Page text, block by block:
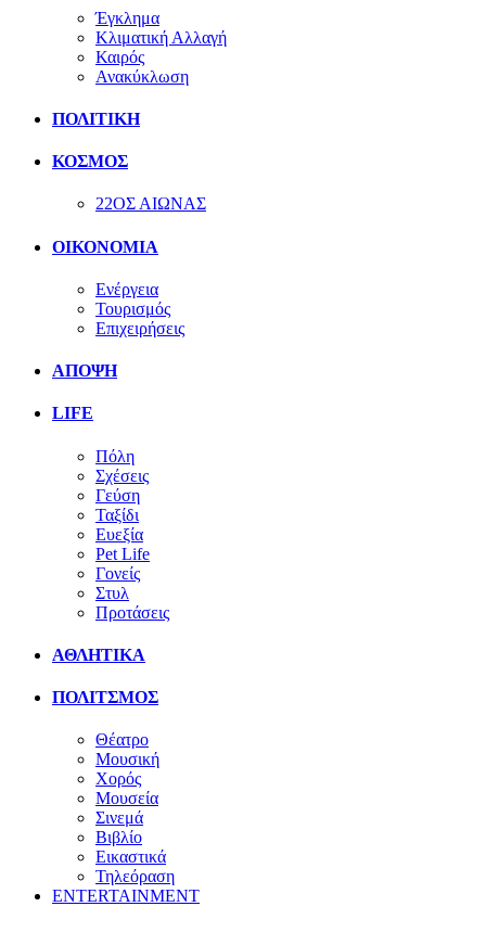
Έγκλημα
Κλιματική Αλλαγή
Καιρός
Ανακύκλωση
ΠΟΛΙΤΙΚΗ
ΚΟΣΜΟΣ
22ΟΣ ΑΙΩΝΑΣ
ΟΙΚΟΝΟΜΙΑ
Ενέργεια
Τουρισμός
Επιχειρήσεις
ΑΠΟΨΗ
LIFE
Πόλη
Σχέσεις
Γεύση
Ταξίδι
Ευεξία
Pet Life
Γονείς
Στυλ
Προτάσεις
ΑΘΛΗΤΙΚΑ
ΠΟΛΙΤΣΜΟΣ
Θέατρο
Μουσική
Χορός
Μουσεία
Σινεμά
Βιβλίο
Εικαστικά
Τηλεόραση
ENTERTAINMENT